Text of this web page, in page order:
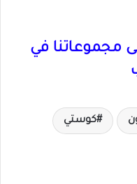
مجموعاتنا في
كوستي